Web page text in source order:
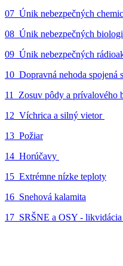
07_Únik nebezpečných
08_Únik nebezpečných
09_Únik nebezpečných
10_Dopravná nehoda spojená
11_Zosuv pôdy a prívalového
12_Víchrica a silný vietor
13_Požiar
14_Horúčavy
15_Extrémne nízke teploty
16_Snehová kalamita
17_SRŠNE a OSY - likvidácia